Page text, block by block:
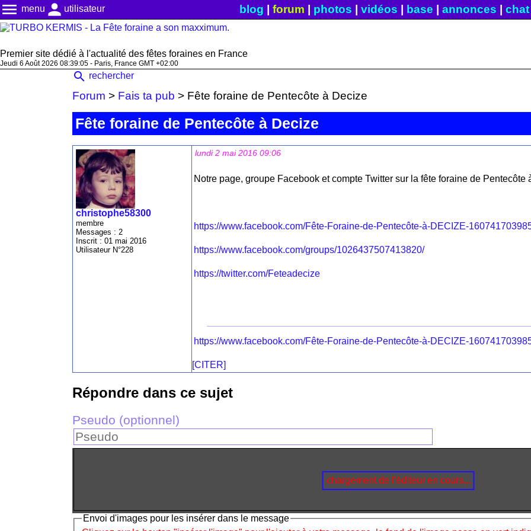
menu menu person utilisateur blog forum photos vidéos base annonces chat
Premier site dédié à l'actualité des fêtes foraines en France
Jeudi 6 Août 2026 08:39:05 - Paris, France GMT +02:00
search rechercher
Forum > Fais ta pub > Fête foraine de Pentecôte à Decize
Fête foraine de Pentecôte à Decize
christophe58300
membre
Messages : 2
Inscrit : 01 mai 2016
Utilisateur N°228
lundi 2 mai 2016 09:06
Notre page, groupe Facebook et compte Twitter sur la fête foraine de Pentecôte
https://www.facebook.com/Fête-Foraine-de-Pentecôte-à-DECIZE-
https://www.facebook.com/groups/1026437507413820/
https://twitter.com/Feteadecize
https://www.facebook.com/Fête-Foraine-de-Pentecôte-à-DECIZE-
[CITER]
Répondre dans ce sujet
Pseudo (optionnel)
chargement de l'éditeur en cours...
Envoi d'images pour les insérer dans le message